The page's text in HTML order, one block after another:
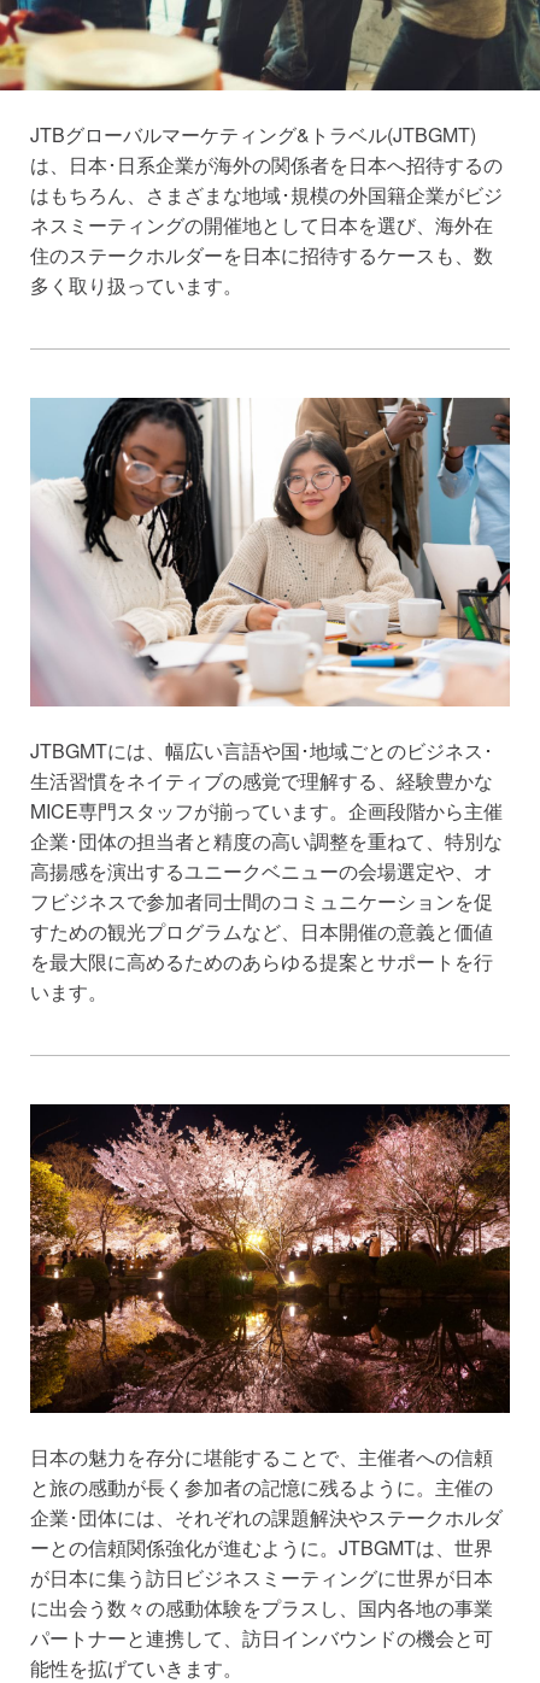
JTBグローバルマーケティング&トラベル(JTBGMT)
は、日本･日系企業が海外の関係者を日本へ招待するの
はもちろん、さまざまな地域･規模の外国籍企業がビジ
ネスミーティングの開催地として日本を選び、海外在
住のステークホルダーを日本に招待するケースも、数
多く取り扱っています。
JTBGMTには、幅広い言語や国･地域ごとのビジネス･
生活習慣をネイティブの感覚で理解する、経験豊かな
MICE専門スタッフが揃っています。企画段階から主催
企業･団体の担当者と精度の高い調整を重ねて、特別な
高揚感を演出するユニークベニューの会場選定や、オ
フビジネスで参加者同士間のコミュニケーションを促
すための観光プログラムなど、日本開催の意義と価値
を最大限に高めるためのあらゆる提案とサポートを行
います。
日本の魅力を存分に堪能することで、主催者への信頼
と旅の感動が長く参加者の記憶に残るように。主催の
企業･団体には、それぞれの課題解決やステークホルダ
ーとの信頼関係強化が進むように。JTBGMTは、世界
が日本に集う訪日ビジネスミーティングに世界が日本
に出会う数々の感動体験をプラスし、国内各地の事業
パートナーと連携して、訪日インバウンドの機会と可
能性を拡げていきます。